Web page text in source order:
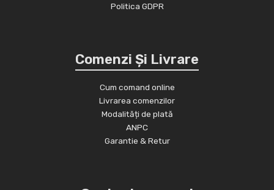
Politica GDPR
Comenzi Și Livrare
Cum comand online
Livrarea comenzilor
Modalități de plată
ANPC
Garantie & Retur